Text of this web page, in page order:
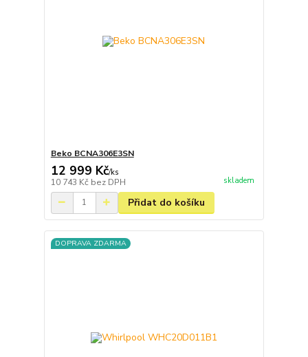
Beko BCNA306E3SN
12 999 Kč/ks
10 743 Kč bez DPH skladem
Přidat do košíku
DOPRAVA ZDARMA